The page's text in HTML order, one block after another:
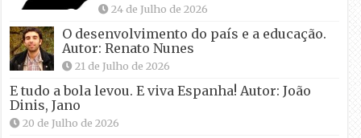
24 de Julho de 2026
O desenvolvimento do país e a educação.
Autor: Renato Nunes
21 de Julho de 2026
E tudo a bola levou. E viva Espanha! Autor: João
Dinis, Jano
20 de Julho de 2026